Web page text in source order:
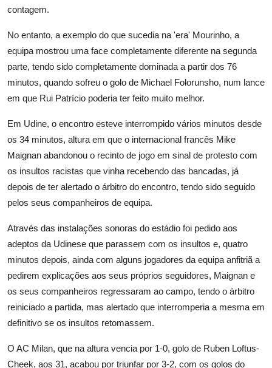
contagem.
No entanto, a exemplo do que sucedia na 'era' Mourinho, a
equipa mostrou uma face completamente diferente na segunda
parte, tendo sido completamente dominada a partir dos 76
minutos, quando sofreu o golo de Michael Folorunsho, num lance
em que Rui Patrício poderia ter feito muito melhor.
Em Udine, o encontro esteve interrompido vários minutos desde
os 34 minutos, altura em que o internacional francês Mike
Maignan abandonou o recinto de jogo em sinal de protesto com
os insultos racistas que vinha recebendo das bancadas, já
depois de ter alertado o árbitro do encontro, tendo sido seguido
pelos seus companheiros de equipa.
Através das instalações sonoras do estádio foi pedido aos
adeptos da Udinese que parassem com os insultos e, quatro
minutos depois, ainda com alguns jogadores da equipa anfitriã a
pedirem explicações aos seus próprios seguidores, Maignan e
os seus companheiros regressaram ao campo, tendo o árbitro
reiniciado a partida, mas alertado que interromperia a mesma em
definitivo se os insultos retomassem.
O AC Milan, que na altura vencia por 1-0, golo de Ruben Loftus-
Cheek, aos 31, acabou por triunfar por 3-2, com os golos do